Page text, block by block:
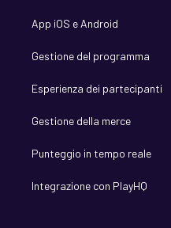
App iOS e Android
Gestione del programma
Esperienza dei partecipanti
Gestione della merce
Punteggio in tempo reale
Integrazione con PlayHQ